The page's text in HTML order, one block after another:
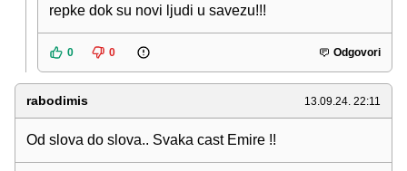
repke dok su novi ljudi u savezu!!!
0 0 Odgovori
rabodimis 13.09.24. 22:11
Od slova do slova.. Svaka cast Emire !!